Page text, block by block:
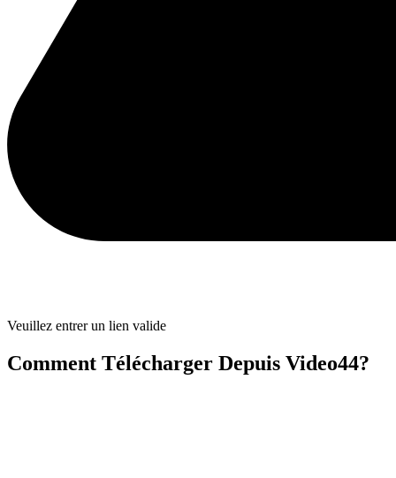
Veuillez entrer un lien valide
Comment Télécharger Depuis Video44?